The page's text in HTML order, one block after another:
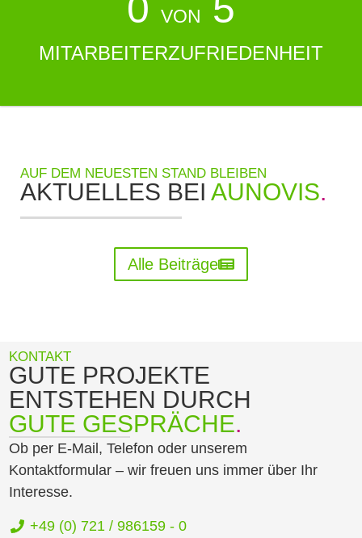
MITARBEITERZUFRIEDENHEIT
VON
AUF DEM NEUESTEN STAND BLEIBEN
AKTUELLES BEI AUNOVIS.
Alle Beiträge
KONTAKT
GUTE PROJEKTE
ENTSTEHEN DURCH
GUTE GESPRÄCHE.
Ob per E-Mail, Telefon oder unserem
Kontaktformular – wir freuen uns immer über Ihr
Interesse.
+49 (0) 721 / 986159 - 0